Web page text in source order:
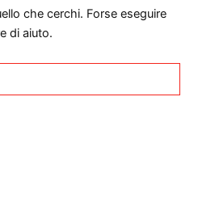
che cerchi. Forse eseguire
di aiuto.